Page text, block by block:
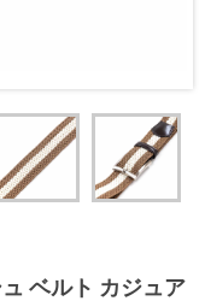
ベルト カジュア